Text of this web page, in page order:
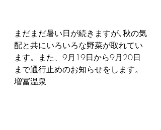
まだまだ暑い日が続きますが､秋の気
配と共にいろいろな野菜が取れてい
ます。また、9月19日から9月20日
まで通行止めのお知らせをします。
増冨温泉